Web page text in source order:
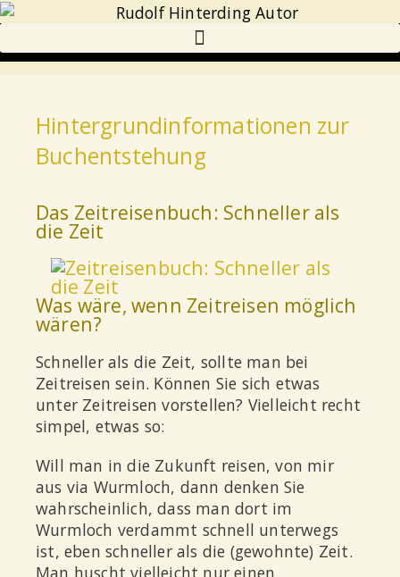
Hintergrundinformationen zur
Buchentstehung
Das Zeitreisenbuch: Schneller als
die Zeit
Was wäre, wenn Zeitreisen möglich
wären?
Schneller als die Zeit, sollte man bei
Zeitreisen sein. Können Sie sich etwas
unter Zeitreisen vorstellen? Vielleicht recht
simpel, etwas so:
Will man in die Zukunft reisen, von mir
aus via Wurmloch, dann denken Sie
wahrscheinlich, dass man dort im
Wurmloch verdammt schnell unterwegs
ist, eben schneller als die (gewohnte) Zeit.
Man huscht vielleicht nur einen